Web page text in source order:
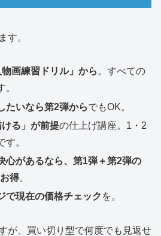
す。
画練習ドリル」から 。すべての
たいなら第2弾からでもOK。
る」が前提の仕上げ講座。1・2
す。
心があるなら、第1弾＋第2弾の
得。
で現在の価格チェック を。
が、買い切り型で何度でも見返せ